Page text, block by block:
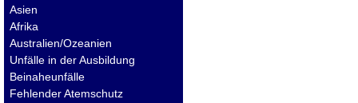
Asien
Afrika
Australien/Ozeanien
Unfälle in der Ausbildung
Beinaheunfälle
Fehlender Atemschutz